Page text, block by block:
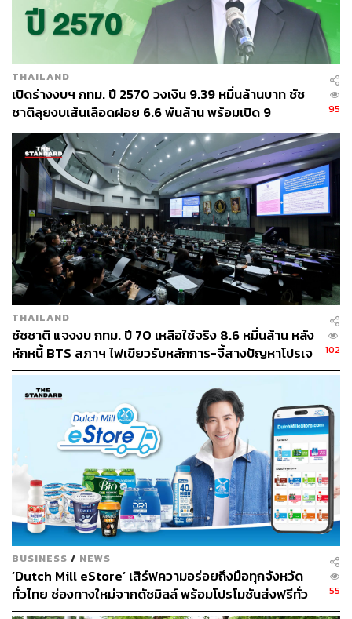
188
THE STANDARD TEAM
กองบรรณาธิการ THE STANDARD
THAILAND
เปิดร่างงบฯ กทม. ปี 2570 วงเงิน 9.39 หมื่นล้านบาท ชัช
ชาติลุยงบเส้นเลือดฝอย 6.6 พันล้าน พร้อมเปิด 9
ยุทธศาสตร์พัฒนาเมือง
95
THAILAND
ชัชชาติ แจงงบ กทม. ปี 70 เหลือใช้จริง 8.6 หมื่นล้าน หลัง
หักหนี้ BTS สภาฯ ไฟเขียวรับหลักการ-จี้สางปัญหาโปรเจ
กต์ล่าช้า
102
BUSINESS / NEWS
‘Dutch Mill eStore’ เสิร์ฟความอร่อยถึงมือทุกจังหวัด
ทั่วไทย ช่องทางใหม่จากดัชมิลล์ พร้อมโปรโมชันส่งฟรีทั่ว
ประเทศ ส่งไว สั่งก่อนเที่ยง ได้ของวันถัดไป ส่งสินค้าแบบ
55